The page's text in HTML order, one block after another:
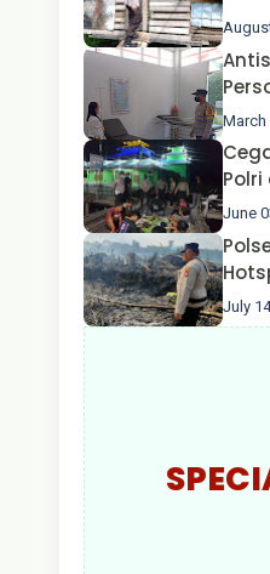
Oleh
Hulu
March
June
Api
July